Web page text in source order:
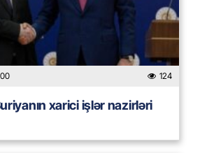
124
xarici işlər nazirləri